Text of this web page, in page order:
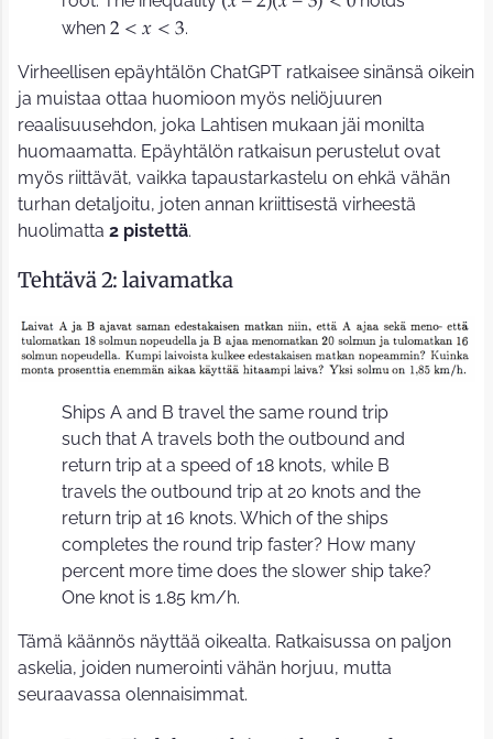
(𝑥−2)(𝑥−3) <0
when 2 < 𝑥 <3.
Virheellisen epäyhtälön ChatGPT ratkaisee sinänsä oikein
ja muistaa ottaa huomioon myös neliöjuuren
reaalisuusehdon, joka Lahtisen mukaan jäi monilta
huomaamatta. Epäyhtälön ratkaisun perustelut ovat
myös riittävät, vaikka tapaustarkastelu on ehkä vähän
turhan detaljoitu, joten annan kriittisestä virheestä
huolimatta 2 pistettä.
Tehtävä 2: laivamatka
Ships A and B travel the same round trip
such that A travels both the outbound and
return trip at a speed of 18 knots, while B
travels the outbound trip at 20 knots and the
return trip at 16 knots. Which of the ships
completes the round trip faster? How many
percent more time does the slower ship take?
One knot is 1.85 km/h.
Tämä käännös näyttää oikealta. Ratkaisussa on paljon
askelia, joiden numerointi vähän horjuu, mutta
seuraavassa olennaisimmat.